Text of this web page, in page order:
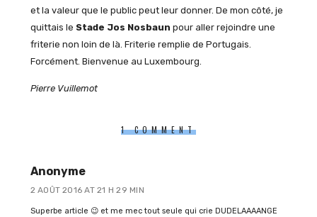
et la valeur que le public peut leur donner. De mon côté, je
quittais le Stade Jos Nosbaun pour aller rejoindre une
friterie non loin de là. Friterie remplie de Portugais.
Forcément. Bienvenue au Luxembourg.
Pierre Vuillemot
1 COMMENT
Anonyme
2 AOÛT 2016 AT 21 H 29 MIN
Superbe article 😉 et me mec tout seule qui crie DUDELAAAANGE